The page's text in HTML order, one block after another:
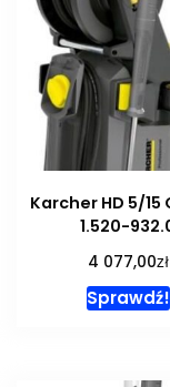
Karcher HD 5/15
1.520-
4 077,00zł
Sprawdź!